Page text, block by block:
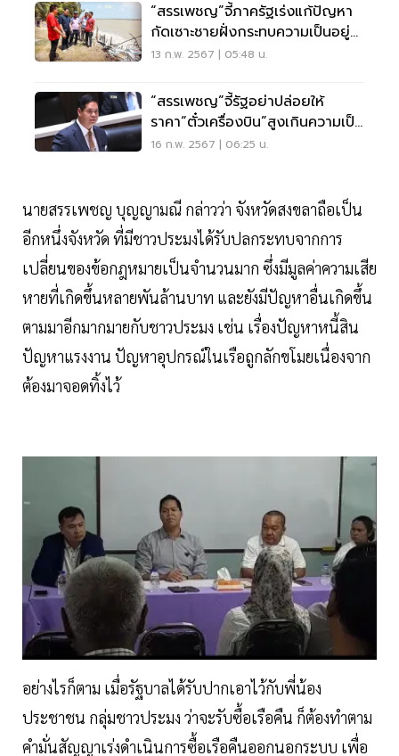
“สรรเพชญ”จี้ภาครัฐเร่งแก้ปัญหา
กัดเซาะชายฝั่งกระทบความเป็นอยู่
ประชาชน
13 ก.พ. 2567 | 05:48 น.
“สรรเพชญ”จี้รัฐอย่าปล่อยให้
ราคา“ตั๋วเครื่องบิน”สูงเกินความเป็น
จริง
16 ก.พ. 2567 | 06:25 น.
นายสรรเพชญ บุญญามณี กล่าวว่า จังหวัดสงขลาถือเป็น
อีกหนึ่งจังหวัด ที่มีชาวประมงได้รับปลกระทบจากการ
เปลี่ยนของข้อกฎหมายเป็นจำนวนมาก ซึ่งมีมูลค่าความเสีย
หายที่เกิดขึ้นหลายพันล้านบาท และยังมีปัญหาอื่นเกิดขึ้น
ตามมาอีกมากมายกับชาวประมง เช่น เรื่องปัญหาหนี้สิน
ปัญหาแรงงาน ปัญหาอุปกรณ์ในเรือถูกลักขโมยเนื่องจาก
ต้องมาจอดทิ้งไว้
อย่างไรก็ตาม เมื่อรัฐบาลได้รับปากเอาไว้กับพี่น้อง
ประชาชน กลุ่มชาวประมง ว่าจะรับซื้อเรือคืน ก็ต้องทำตาม
คำมั่นสัญญาเร่งดำเนินการซื้อเรือคืนออกนอกระบบ เพื่อ